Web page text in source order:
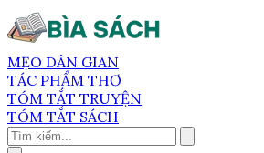
MẸO DÂN GIAN
TÁC PHẨM THƠ
TÓM TẮT TRUYỆN
TÓM TẮT SÁCH